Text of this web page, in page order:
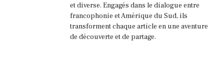
et diverse. Engagés dans le dialogue entre
francophonie et Amérique du Sud, ils
transforment chaque article en une aventure
de découverte et de partage.